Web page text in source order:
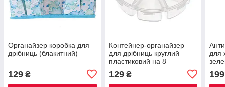
Органайзер коробка для
дрібниць (блакитний)
129 ₴
Контейнер-органайзер
для дрібниць круглий
пластиковий на 8
129₴
для
199